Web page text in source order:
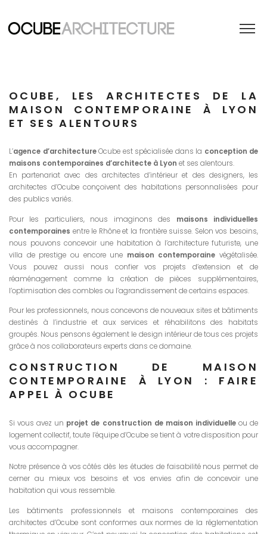
OCUBE, LES ARCHITECTES DE LA
MAISON CONTEMPORAINE À LYON
ET SES ALENTOURS
L’agence d’architectureOcube est spécialisée dans la conception de
maisons contemporaines d’architecte à Lyon et ses alentours.
En partenariat avec des architectes d’intérieur et des designers, les
architectes d’Ocube conçoivent des habitations personnalisées pour
des publics variés.
Pour les particuliers, nous imaginons des maisons individuelles
contemporaines entre le Rhône et la frontière suisse. Selon vos besoins,
nous pouvons concevoir une habitation à l’architecture futuriste, une
villa de prestige ou encore une maison contemporaine végétalisée.
Vous pouvez aussi nous confier vos projets d’extension et de
réaménagement comme la création de pièces supplémentaires,
l’optimisation des combles ou l’agrandissement de certains espaces.
Pour les professionnels, nous concevons de nouveaux sites et bâtiments
destinés à l’industrie et aux services et réhabilitons des habitats
groupés. Nous pensons également le design intérieur de tous ces projets
grâce à nos collaborateurs experts dans ce domaine.
CONSTRUCTION DE MAISON
CONTEMPORAINE À LYON : FAIRE
APPEL À OCUBE
Si vous avez un projet de construction de maison individuelleou de
logement collectif, toute l’équipe d’Ocube se tient à votre disposition pour
vous accompagner.
Notre présence à vos côtés dès les études de faisabilité nous permet de
cerner au mieux vos besoins et vos envies afin de concevoir une
habitation qui vous ressemble.
Les bâtiments professionnels et maisons contemporaines des
architectes d’Ocube sont conformes aux normes de la réglementation